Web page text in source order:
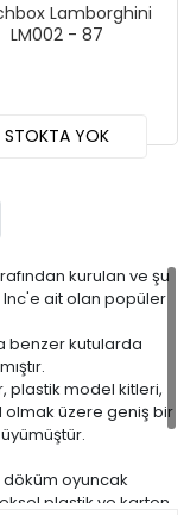
Lamborghini
LM002 - 87
STOKTA YOK
kurulan ve şu
Inc'e ait olan popüler
benzer kutularda
plastik model kitleri,
olmak üzere geniş bir
döküm oyuncak
plastik ve karton